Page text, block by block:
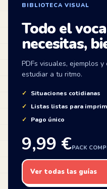
BIBLIOTECA VISUAL
Todo el
necesitas,
PDFs visuales, ejemplos
estudiar a tu ritmo.
Situaciones cotidianas
Listas listas para
Pago único
9,99 €PACK
Ver todas las guías